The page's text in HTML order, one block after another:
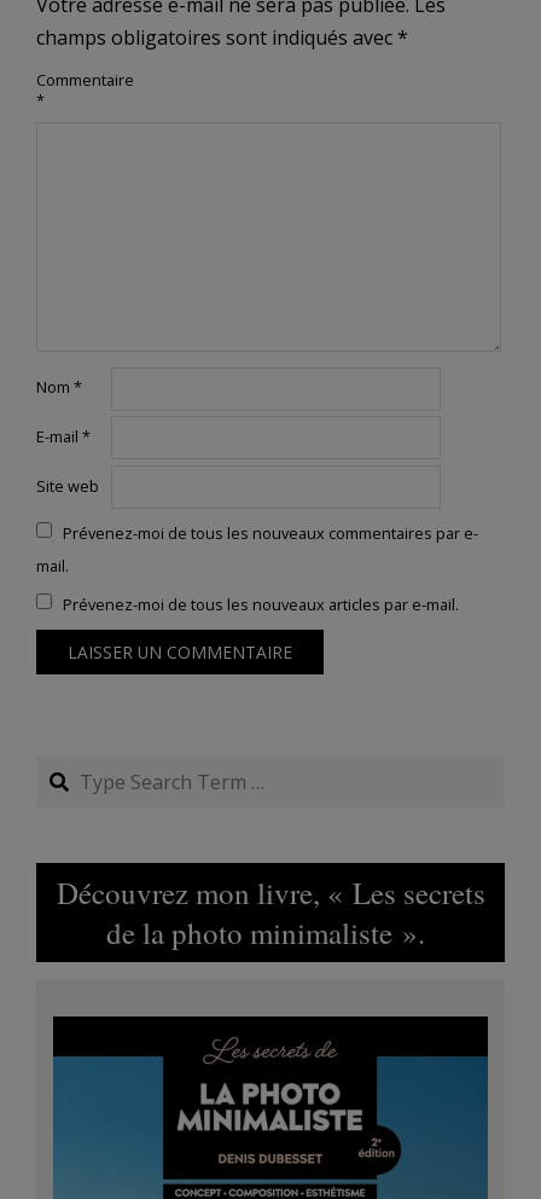
champs obligatoires sont indiqués avec *
Commentaire
*
Nom *
E-mail *
Site web
Prévenez-moi de tous les nouveaux commentaires par e-
mail.
Prévenez-moi de tous les nouveaux articles par e-mail.
Search
Découvrez mon livre, « Les secrets
de la photo minimaliste ».